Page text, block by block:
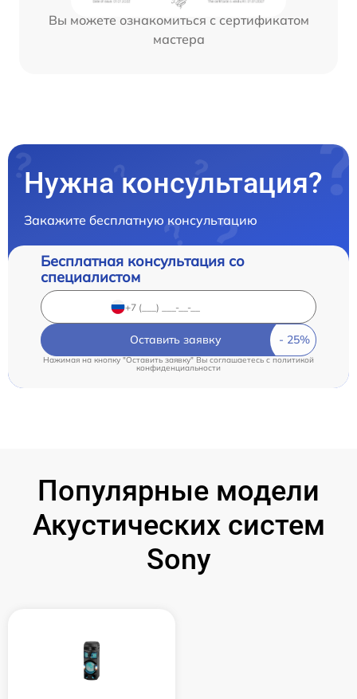
Вы можете ознакомиться с сертификатом
мастера
Нужна консультация?
Закажите бесплатную консультацию
Бесплатная консультация со
специалистом
Оставить заявку
Нажимая на кнопку "Оставить заявку" Вы соглашаетесь cполитикой
конфиденциальности
Популярные модели
Акустических систем
Sony